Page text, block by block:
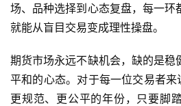
场、品种选择到心态复盘，每一环
就能从盲目交易变成理性操盘。
期货市场永远不缺机会，缺的是稳
平和的心态。对于每一位交易者来
更规范、更公平的年份，只要脚